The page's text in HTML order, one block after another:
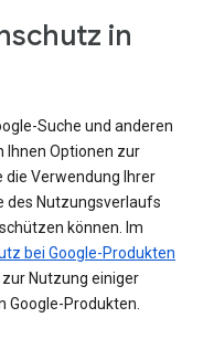
in
Suche und anderen
Ihnen Optionen zur
die Verwendung Ihrer
des Nutzungsverlaufs
können. Im
bei Google-Produkten
Nutzung einiger
Google-Produkten.